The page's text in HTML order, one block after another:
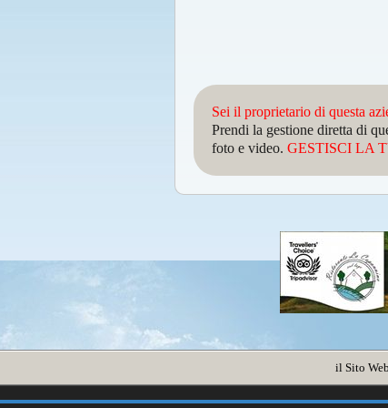
Sei il proprietario di questa
Prendi la gestione diretta di
foto e video. GESTISCI LA
il Sito Web